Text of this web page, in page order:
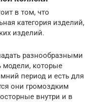
в том, что
категория изделий,
изделий.
разнообразными
модели, которые
период и есть для
они громоздким
внутри и в